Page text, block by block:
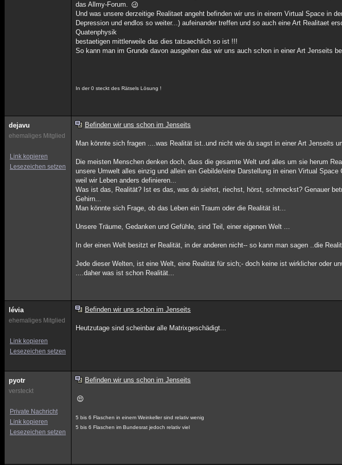
das Allmy-Forum.
Und was unsere derzeitige Realitaet angeht befinden wir uns in einem Virtual Space in
Depression und endlos so weiter...) aufeinander treffen und so auch eine Art Realitaet
Quatenphysik
bestaetigen mittlerweile das dies tatsaechlich so ist !!!
So kann man im Grunde davon ausgehen das wir uns auch schon in einer Art Jenseits
In der 0 steckt des Rätsels Lösung !
dejavu
ehemaliges Mitglied
Link kopieren
Lesezeichen setzen
Befinden wir uns schon im Jenseits
Man könnte sich fragen ....was Realität ist..und nicht wie du sagst in einer Art Jenseits
Die meisten Menschen denken doch, dass die gesamte Welt und alles um sie herum
unsere Umwelt alles einzig und allein ein Gebilde/eine Darstellung in einen Virtual
weil wir Leben anders definieren...
Was ist das, Realität? Ist es das, was du siehst, riechst, hörst, schmeckst? Genauer
Gehirn...
Man könnte sich Frage, ob das Leben ein Traum oder die Realität ist...
Unsere Träume, Gedanken und Gefühle, sind Teil, einer eigenen Welt ...
In der einen Welt besitzt er Realität, in der anderen nicht-- so kann man sagen ..die
Jede dieser Welten, ist eine Welt, eine Realität für sich;- doch keine ist wirklicher oder
....daher was ist schon Realität...
lévia
ehemaliges Mitglied
Link kopieren
Lesezeichen setzen
Befinden wir uns schon im Jenseits
Heutzutage sind scheinbar alle Matrixgeschädigt...
pyotr
versteckt
Private Nachricht
Link kopieren
Lesezeichen setzen
Befinden wir uns schon im Jenseits
5 bis 6 Flaschen in einem Weinkeller sind relativ wenig
5 bis 6 Flaschen im Bundesrat jedoch relativ viel